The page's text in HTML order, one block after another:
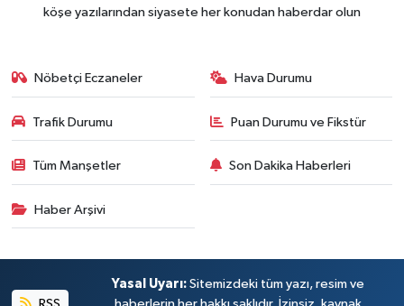
köşe yazılarından siyasete her konudan haberdar olun
Nöbetçi Eczaneler Hava Durumu
Trafik Durumu Puan Durumu ve Fikstür
Tüm Manşetler Son Dakika Haberleri
Haber Arşivi
Yasal Uyarı: Sitemizdeki tüm yazı, resim ve